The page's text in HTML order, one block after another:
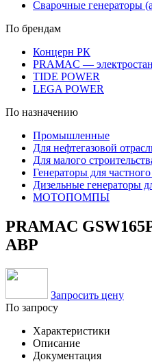
Сварочные генераторы
По брендам
Концерн РК
PRAMAC —
TIDE POWER
LEGA POWER
По назначению
Промышленные
Для нефтегазовой
Для малого
Генераторы для
Дизельные генераторы
МОТОПОМПЫ
PRAMAC
АВР
Запросить цену
По запросу
Характеристики
Описание
Документация